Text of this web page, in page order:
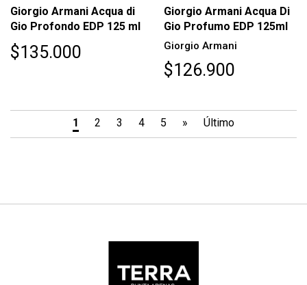
Giorgio Armani Acqua di
Gio Profondo EDP 125 ml
$135.000
Giorgio Armani Acqua Di
Gio Profumo EDP 125ml
Giorgio Armani
$126.900
1 2 3 4 5 » Último